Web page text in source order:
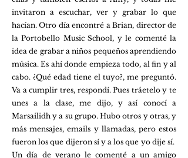
invitaron a escuchar, ver y grabar lo que
hacían. Otro día encontré a Brian, director de
la Portobello Music School, y le comenté la
idea de grabar a niños pequeños aprendiendo
música. Es ahí donde empieza todo, al fin y al
cabo. ¿Qué edad tiene el tuyo?, me preguntó.
Va a cumplir tres, respondí. Pues tráetelo y te
unes a la clase, me dijo, y así conocí a
Marsailidh y a su grupo. Hubo otros y otras, y
más mensajes, emails y llamadas, pero estos
fueron los que dijeron sí y a los que yo dije sí.
Un día de verano le comenté a un amigo